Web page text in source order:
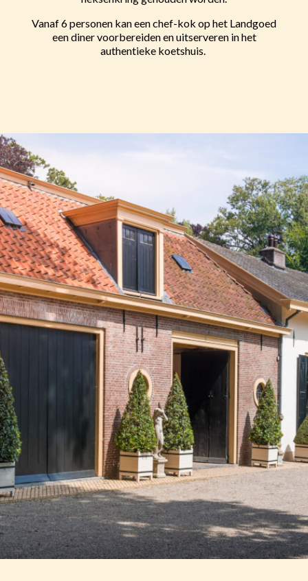
Vanaf 6 personen kan een chef-kok op het Landgoed
een diner voorbereiden en uitserveren in het
authentieke koetshuis.